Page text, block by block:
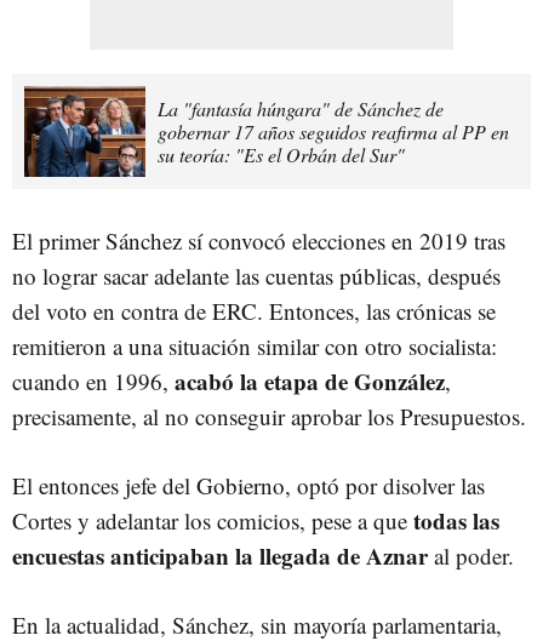
La "fantasía húngara" de Sánchez de
gobernar 17 años seguidos reafirma al PP en
su teoría: "Es el Orbán del Sur"
El primer Sánchez sí convocó elecciones en 2019 tras
no lograr sacar adelante las cuentas públicas, después
del voto en contra de ERC. Entonces, las crónicas se
remitieron a una situación similar con otro socialista:
cuando en 1996, acabó la etapa de González,
precisamente, al no conseguir aprobar los Presupuestos.
El entonces jefe del Gobierno, optó por disolver las
Cortes y adelantar los comicios, pese a que todas las
encuestas anticipaban la llegada de Aznaral poder.
En la actualidad, Sánchez, sin mayoría parlamentaria,